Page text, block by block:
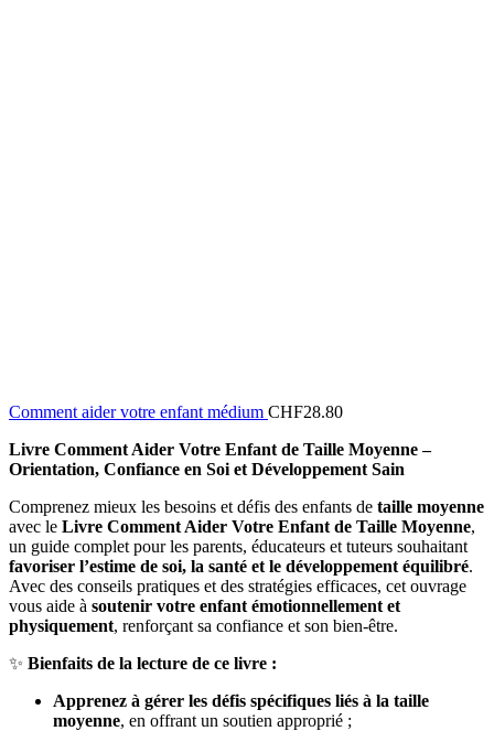
Comment aider votre enfant médium CHF28.80
Livre Comment Aider Votre Enfant de Taille Moyenne –
Orientation, Confiance en Soi et Développement Sain
Comprenez mieux les besoins et défis des enfants de taille moyenne
avec le Livre Comment Aider Votre Enfant de Taille Moyenne,
un guide complet pour les parents, éducateurs et tuteurs souhaitant
favoriser l’estime de soi, la santé et le développement équilibré.
Avec des conseils pratiques et des stratégies efficaces, cet ouvrage
vous aide à soutenir votre enfant émotionnellement et
physiquement, renforçant sa confiance et son bien-être.
✨ Bienfaits de la lecture de ce livre :
Apprenez à gérer les défis spécifiques liés à la taille
moyenne, en offrant un soutien approprié ;